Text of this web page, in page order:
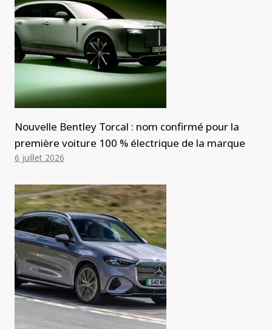
Nouvelle Bentley Torcal : nom confirmé pour la
première voiture 100 % électrique de la marque
6 juillet 2026